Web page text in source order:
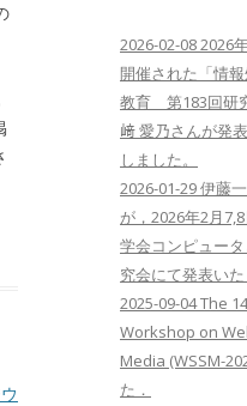
2026-02-08 2026
開催された「情
教育 第183回研
﨑 愛乃さんが発
しました。
2026-01-29 伊藤
が，2026年2月
学会コンピュー
究会にて発表いた
2025-09-04 The
Workshop on
Media (WSSM-
た．